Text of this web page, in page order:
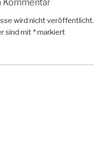
Kommentar
wird nicht veröffentlicht.
sind mit *markiert